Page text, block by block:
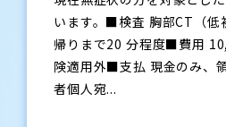
います。■検査 胸部CT（低
帰りまで20 分程度■費用
険適用外■支払 現金のみ、
者個人宛...